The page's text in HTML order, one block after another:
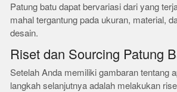
Patung batu dapat bervariasi dari yang
mahal tergantung pada ukuran, material,
desain.
Riset dan Sourcing Patung
Setelah Anda memiliki gambaran tentang
langkah selanjutnya adalah melakukan